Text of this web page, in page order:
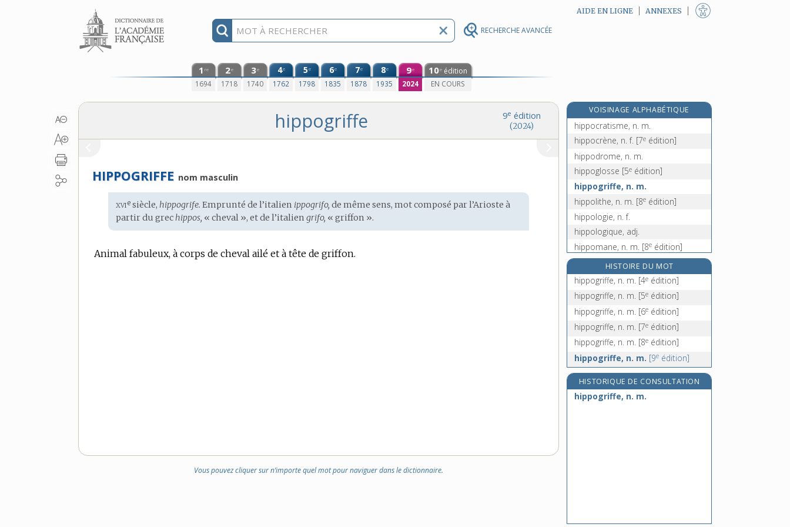
RECHERCHE AVANCÉE
Aller au contenu AIDE EN LIGNE ANNEXES
1 re
1694
2e
1718
3e
1740
4e
1762
5e
1798
6e
1835
7e
1878
8e
1935
9e
2024
10e édition
EN COURS
9e édition
(2024)
hippogriffe
HIPPOGRIFFE nom masculin
Étymologie
:
xvie siècle,hippogrife. Emprunté de l’italien ippogrifo, de même sens, mot composé par l’Arioste à
partir dugrechippos, « cheval », et de l’italiengrifo, « griffon ».
Animal fabuleux, à corps de cheval ailé et à tête de griffon.
Vous pouvez cliquer sur n’importe quel mot pour naviguer dans le dictionnaire.
VOISINAGE ALPHABÉTIQUE
hippocratique, adj.
hippocratisme, n. m.
hippocrène, n. f. [7e édition]
hippodrome, n. m.
hippoglosse [5e édition]
hippogriffe, n. m.
hippolithe, n. m. [8e édition]
hippologie, n. f.
hippologique, adj.
hippomane, n. m. [8e édition]
hippomobile, adj.
hippophage, adj.
hippophagie, n. f.
hippophagique, adj.
hippopotame, n. m.
HISTOIRE DU MOT
hippogriffe, n. m. [4e édition]
hippogriffe, n. m. [5e édition]
hippogriffe, n. m. [6e édition]
hippogriffe, n. m. [7e édition]
hippogriffe, n. m. [8e édition]
hippogriffe, n. m. [9e édition]
HISTORIQUE DE CONSULTATION
hippogriffe, n. m.